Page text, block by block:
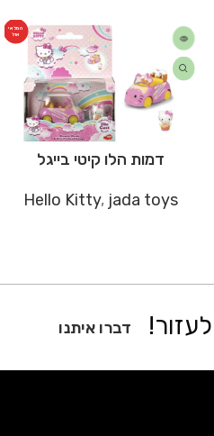
המלאי
אזל
דמות הלו קיטי בייגל
Hello Kitty, jada toys
דברו איתנו